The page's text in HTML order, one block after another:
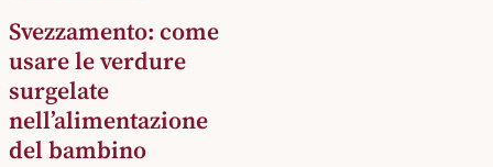
Svezzamento: come
usare le verdure
surgelate
nell’alimentazione
del bambino